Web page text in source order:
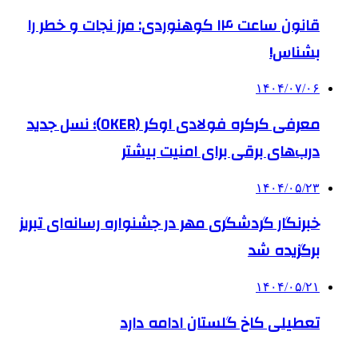
قانون ساعت ۱۴ کوهنوردی: مرز نجات و خطر را
بشناس!
۱۴۰۴/۰۷/۰۶
معرفی کرکره فولادی اوکر (OKER)؛ نسل جدید
درب‌های برقی برای امنیت بیشتر
۱۴۰۴/۰۵/۲۳
خبرنگار گردشگری مهر در جشنواره رسانه‌ای تبریز
برگزیده شد
۱۴۰۴/۰۵/۲۱
تعطیلی کاخ گلستان ادامه دارد